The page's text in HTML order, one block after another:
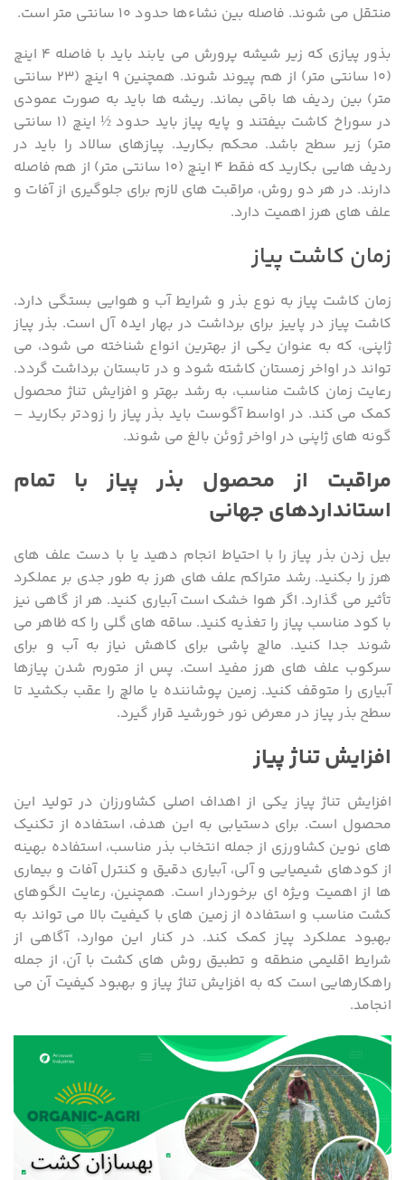
منتقل می شوند. فاصله بین نشاءها حدود ۱۰ سانتی متر است.
بذور پیازی که زیر شیشه پرورش می یابند باید با فاصله ۴ اینچ
(۱۰ سانتی متر) از هم پیوند شوند. همچنین ۹ اینچ (۲۳ سانتی
متر) بین ردیف ها باقی بماند. ریشه ها باید به صورت عمودی
در سوراخ کاشت بیفتند و پایه پیاز باید حدود ½ اینچ (۱ سانتی
متر) زیر سطح باشد. محکم بکارید. پیازهای سالاد را باید در
ردیف هایی بکارید که فقط ۴ اینچ (۱۰ سانتی متر) از هم فاصله
دارند. در هر دو روش، مراقبت های لازم برای جلوگیری از آفات و
علف های هرز اهمیت دارد.
زمان کاشت پیاز
زمان کاشت پیاز به نوع بذر و شرایط آب و هوایی بستگی دارد.
کاشت پیاز در پاییز برای برداشت در بهار ایده آل است. بذر پیاز
ژاپنی، که به عنوان یکی از بهترین انواع شناخته می شود، می
تواند در اواخر زمستان کاشته شود و در تابستان برداشت گردد.
رعایت زمان کاشت مناسب، به رشد بهتر و افزایش تناژ محصول
کمک می کند. در اواسط آگوست باید بذر پیاز را زودتر بکارید –
گونه های ژاپنی در اواخر ژوئن بالغ می شوند.
مراقبت از محصول بذر پیاز با تمام
استانداردهای جهانی
بیل زدن بذر پیاز را با احتیاط انجام دهید یا با دست علف های
هرز را بکنید. رشد متراکم علف های هرز به طور جدی بر عملکرد
تأثیر می گذارد. اگر هوا خشک است آبیاری کنید. هر از گاهی نیز
با کود مناسب پیاز را تغذیه کنید. ساقه های گلی را که ظاهر می
شوند جدا کنید. مالچ پاشی برای کاهش نیاز به آب و برای
سرکوب علف های هرز مفید است. پس از متورم شدن پیازها
آبیاری را متوقف کنید. زمین پوشاننده یا مالچ را عقب بکشید تا
سطح بذر پیاز در معرض نور خورشید قرار گیرد.
افزایش تناژ پیاز
افزایش تناژ پیاز یکی از اهداف اصلی کشاورزان در تولید این
محصول است. برای دستیابی به این هدف، استفاده از تکنیک
های نوین کشاورزی از جمله انتخاب بذر مناسب، استفاده بهینه
از کودهای شیمیایی و آلی، آبیاری دقیق و کنترل آفات و بیماری
ها از اهمیت ویژه ای برخوردار است. همچنین، رعایت الگوهای
کشت مناسب و استفاده از زمین های با کیفیت بالا می تواند به
بهبود عملکرد پیاز کمک کند. در کنار این موارد، آگاهی از
شرایط اقلیمی منطقه و تطبیق روش های کشت با آن، از جمله
راهکارهایی است که به افزایش تناژ پیاز و بهبود کیفیت آن می
انجامد.